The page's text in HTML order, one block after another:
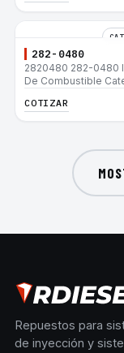
282-0480
2820480 282-0480
De Combustible
COTIZAR
Repuestos para
de inyección y